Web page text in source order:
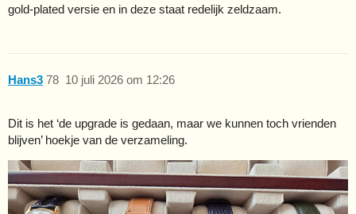
gold-plated versie en in deze staat redelijk zeldzaam.
Hans3 10 juli 2026 om 12:26
78
Dit is het ‘de upgrade is gedaan, maar we kunnen toch vrienden
blijven’ hoekje van de verzameling.